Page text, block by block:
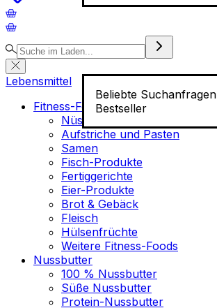
Beliebte Suchanfragen
Bestseller
Lebensmittel
Fitness-Food
Nüsse
Aufstriche und Pasten
Samen
Fisch-Produkte
Fertiggerichte
Eier-Produkte
Brot & Gebäck
Fleisch
Hülsenfrüchte
Weitere Fitness-Foods
Nussbutter
100 % Nussbutter
Süße Nussbutter
Protein-Nussbutter